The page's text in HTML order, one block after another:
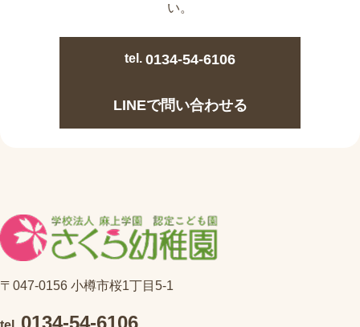
い。
tel. 0134-54-6106
LINEで問い合わせる
〒047-0156 小樽市桜1丁目5-1
0134-54-6106